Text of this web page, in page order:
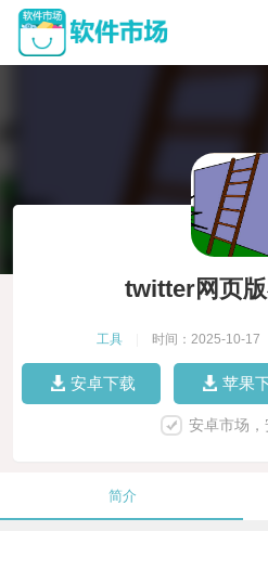
twitter网页
工具 时间：2025-10-17
安卓下载 苹果
安卓市场
简介